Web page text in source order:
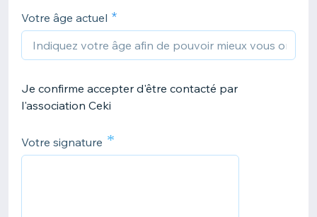
Votre âge actuel
Je confirme accepter d'être contacté par
l'association Ceki
Votre signature *